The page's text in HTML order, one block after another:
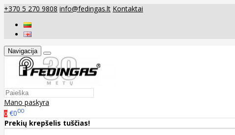
+370 5 270 9808 info@fedingas.lt Kontaktai
Navigacija
Mano paskyra
0 €000
Prekių krepšelis tuščias!